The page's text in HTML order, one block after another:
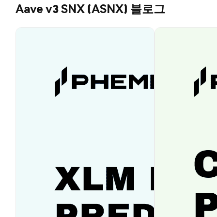
Aave v3 SNX (ASNX) 블로그